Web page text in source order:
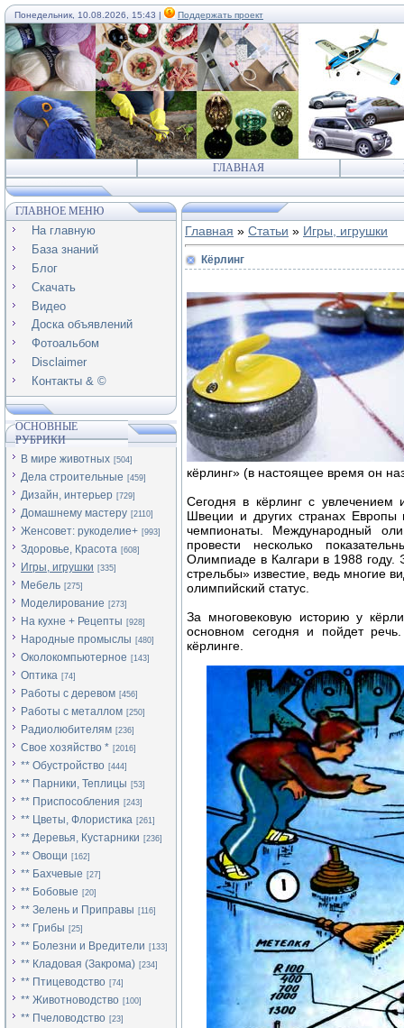
Понедельник, 10.08.2026, 15:43 | Поддержать проект
ГЛАВНАЯ
ГЛАВНОЕ МЕНЮ
На главную
База знаний
Блог
Скачать
Видео
Доска объявлений
Фотоальбом
Disclaimer
Контакты & ©
ОСНОВНЫЕ
РУБРИКИ
В мире животных [504]
Дела строительные [459]
Дизайн, интерьер [729]
Домашнему мастеру [2110]
Женсовет: рукоделие+ [993]
Здоровье, Красота [608]
Игры, игрушки [335]
Мебель [275]
Моделирование [273]
На кухне + Рецепты [928]
Народные промыслы [480]
Околокомпьютерное [143]
Оптика [74]
Работы с деревом [456]
Работы с металлом [250]
Радиолюбителям [236]
Свое хозяйство * [2016]
** Обустройство [444]
** Парники, Теплицы [53]
** Приспособления [243]
** Цветы, Флористика [261]
** Деревья, Кустарники [236]
** Овощи [162]
** Бахчевые [27]
** Бобовые [20]
** Зелень и Приправы [116]
** Грибы [25]
** Болезни и Вредители [133]
** Кладовая (Закрома) [234]
** Птицеводство [74]
** Животноводство [100]
** Пчеловодство [23]
Главная » Статьи » Игры, игрушки
Кёрлинг
кёрлинг» (в настоящее время он
Сегодня в кёрлинг с
Швеции и других странах
чемпионаты. Международный
провести несколько
Олимпиаде в Калгари в 1988 году.
стрельбы» известие, ведь многие
олимпийский статус.
За многовековую историю у
основном сегодня и пойдет
кёрлинге.